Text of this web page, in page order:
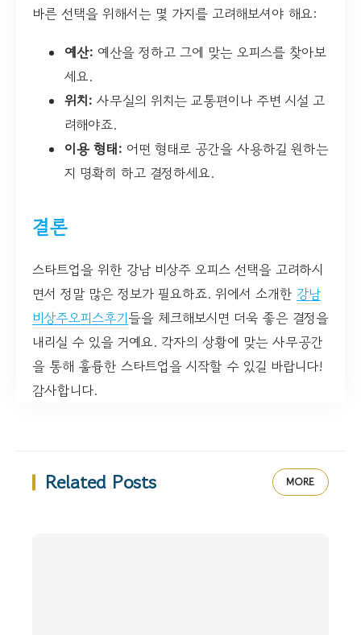
바른 선택을 위해서는 몇 가지를 고려해보셔야 해요:
예산: 예산을 정하고 그에 맞는 오피스를 찾아보
세요.
위치: 사무실의 위치는 교통편이나 주변 시설 고
려해야죠.
이용 형태: 어떤 형태로 공간을 사용하길 원하는
지 명확히 하고 결정하세요.
결론
스타트업을 위한 강남 비상주 오피스 선택을 고려하시
면서 정말 많은 정보가 필요하죠. 위에서 소개한 강남
비상주오피스후기들을 체크해보시면 더욱 좋은 결정을
내리실 수 있을 거예요. 각자의 상황에 맞는 사무공간
을 통해 훌륭한 스타트업을 시작할 수 있길 바랍니다!
감사합니다.
Related Posts MORE